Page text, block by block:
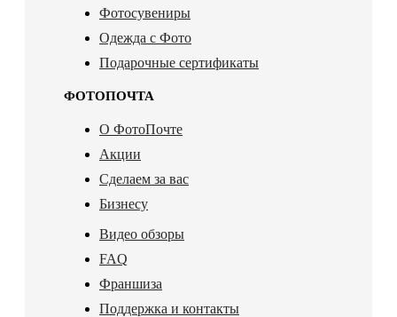
Фотосувениры
Одежда с Фото
Подарочные сертификаты
ФОТОПОЧТА
О ФотоПочте
Акции
Сделаем за вас
Бизнесу
Видео обзоры
FAQ
Франшиза
Поддержка и контакты